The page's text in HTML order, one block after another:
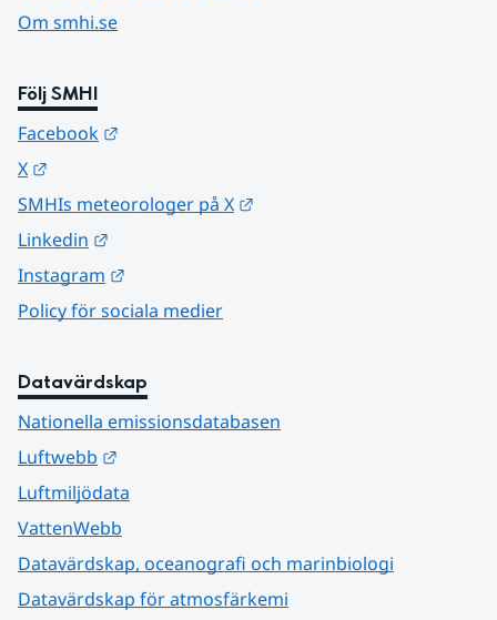
Om smhi.se
Följ SMHI
Facebook
X
SMHIs meteorologer på X
Linkedin
Instagram
Policy för sociala medier
Datavärdskap
Nationella emissionsdatabasen
Luftwebb
Luftmiljödata
VattenWebb
Datavärdskap, oceanografi och marinbiologi
Datavärdskap för atmosfärkemi